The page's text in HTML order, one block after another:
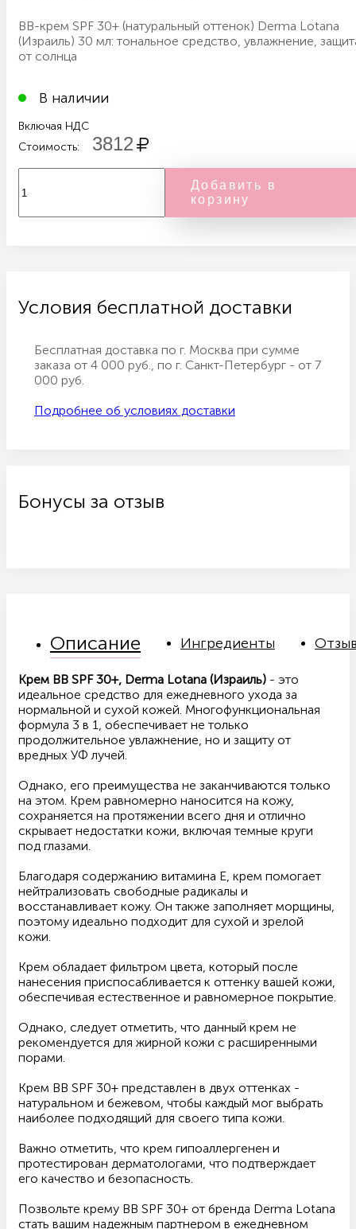
BB-крем SPF 30+ (натуральный оттенок) Derma Lotana
(Израиль) 30 мл: тональное средство, увлажнение,
от солнца
В наличии
Включая НДС
Стоимость:
3812
Добавить в
корзину
Условия бесплатной доставки
Бесплатная доставка по г. Москва при сумме
заказа от 4 000 руб., по г. Санкт-Петербург - от 7
000 руб.
Подробнее об условиях доставки
Бонусы за отзыв
Описание Ингредиенты
Крем BB SPF 30+, Derma Lotana (Израиль) - это
идеальное средство для ежедневного ухода за
нормальной и сухой кожей. Многофункциональная
формула 3 в 1, обеспечивает не только
продолжительное увлажнение, но и защиту от
вредных УФ лучей.
Однако, его преимущества не заканчиваются только
на этом. Крем равномерно наносится на кожу,
сохраняется на протяжении всего дня и отлично
скрывает недостатки кожи, включая темные круги
под глазами.
Благодаря содержанию витамина Е, крем помогает
нейтрализовать свободные радикалы и
восстанавливает кожу. Он также заполняет морщины,
поэтому идеально подходит для сухой и зрелой
кожи.
Крем обладает фильтром цвета, который после
нанесения приспосабливается к оттенку вашей кожи,
обеспечивая естественное и равномерное покрытие.
Однако, следует отметить, что данный крем не
рекомендуется для жирной кожи с расширенными
порами.
Крем BB SPF 30+ представлен в двух оттенках -
натуральном и бежевом, чтобы каждый мог выбрать
наиболее подходящий для своего типа кожи.
Важно отметить, что крем гипоаллергенен и
протестирован дерматологами, что подтверждает
его качество и безопасность.
Позвольте крему BB SPF 30+ от бренда Derma Lotana
стать вашим надежным партнером в ежедневном